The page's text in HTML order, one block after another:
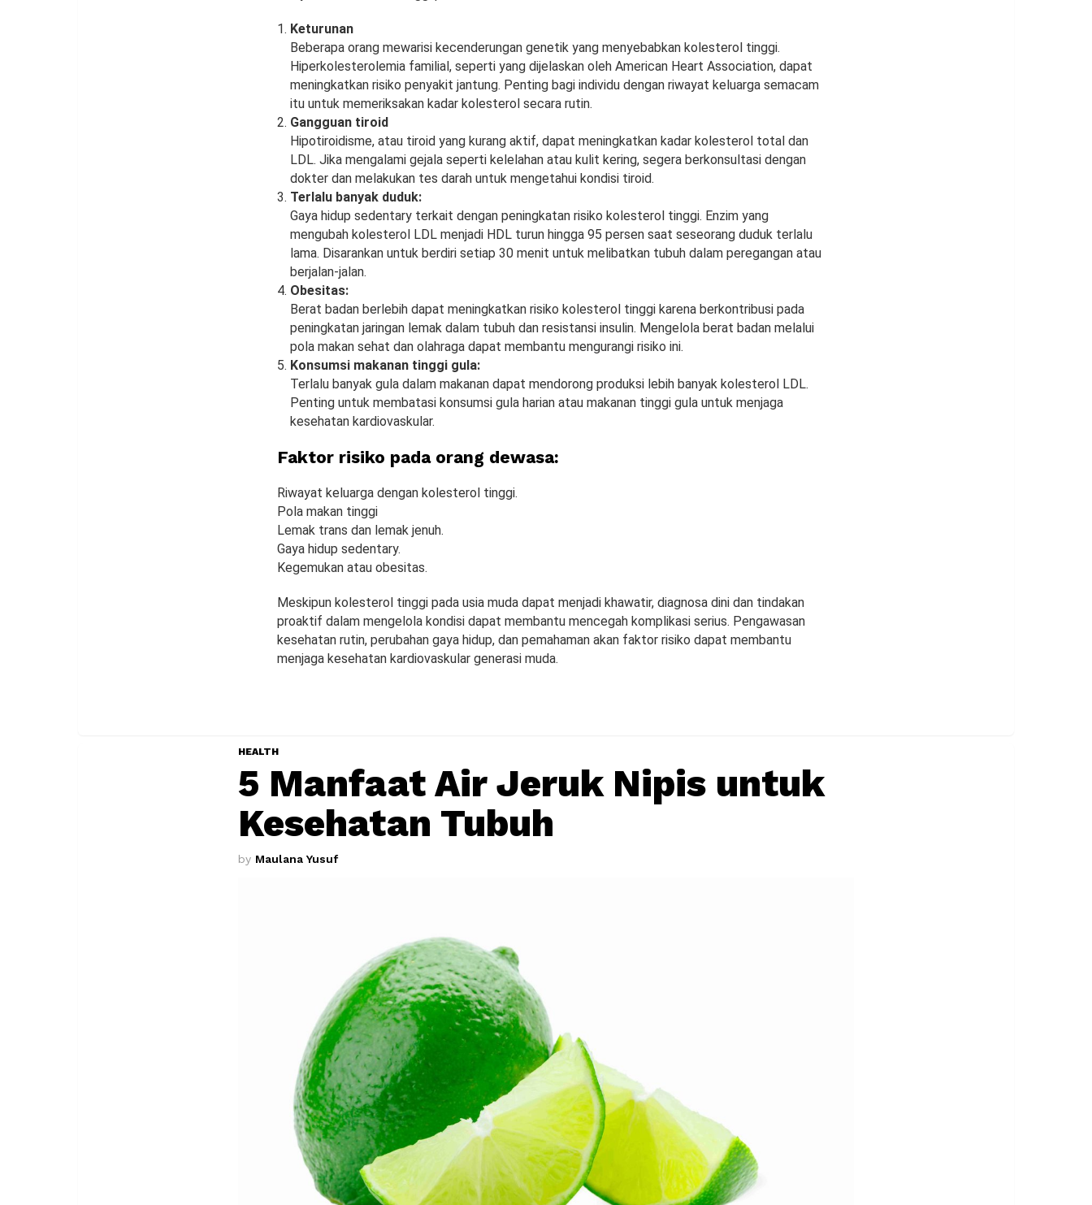
Keturunan
Beberapa orang mewarisi kecenderungan genetik yang menyebabkan kolesterol tinggi.
Hiperkolesterolemia familial, seperti yang dijelaskan oleh American Heart Association, dapat
meningkatkan risiko penyakit jantung. Penting bagi individu dengan riwayat keluarga semacam
itu untuk memeriksakan kadar kolesterol secara rutin.
Gangguan tiroid
Hipotiroidisme, atau tiroid yang kurang aktif, dapat meningkatkan kadar kolesterol total dan
LDL. Jika mengalami gejala seperti kelelahan atau kulit kering, segera berkonsultasi dengan
dokter dan melakukan tes darah untuk mengetahui kondisi tiroid.
Terlalu banyak duduk:
Gaya hidup sedentary terkait dengan peningkatan risiko kolesterol tinggi. Enzim yang
mengubah kolesterol LDL menjadi HDL turun hingga 95 persen saat seseorang duduk terlalu
lama. Disarankan untuk berdiri setiap 30 menit untuk melibatkan tubuh dalam peregangan atau
berjalan-jalan.
Obesitas:
Berat badan berlebih dapat meningkatkan risiko kolesterol tinggi karena berkontribusi pada
peningkatan jaringan lemak dalam tubuh dan resistansi insulin. Mengelola berat badan melalui
pola makan sehat dan olahraga dapat membantu mengurangi risiko ini.
Konsumsi makanan tinggi gula:
Terlalu banyak gula dalam makanan dapat mendorong produksi lebih banyak kolesterol LDL.
Penting untuk membatasi konsumsi gula harian atau makanan tinggi gula untuk menjaga
kesehatan kardiovaskular.
Faktor risiko pada orang dewasa:
Riwayat keluarga dengan kolesterol tinggi.
Pola makan tinggi
Lemak trans dan lemak jenuh.
Gaya hidup sedentary.
Kegemukan atau obesitas.
Meskipun kolesterol tinggi pada usia muda dapat menjadi khawatir, diagnosa dini dan tindakan
proaktif dalam mengelola kondisi dapat membantu mencegah komplikasi serius. Pengawasan
kesehatan rutin, perubahan gaya hidup, dan pemahaman akan faktor risiko dapat membantu
menjaga kesehatan kardiovaskular generasi muda.
HEALTH
5 Manfaat Air Jeruk Nipis untuk
Kesehatan Tubuh
by Maulana Yusuf